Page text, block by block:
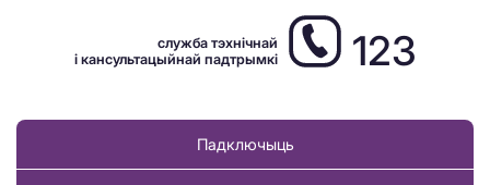
служба тэхнічнай
і кансультацыйнай падтрымкі
123
Падключыць